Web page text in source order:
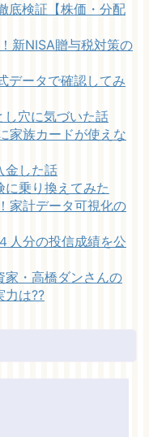
底検証【株価・分配
新NISA贈与税対策の
データで確認してみ
し穴に気づいた話
家族カードが使えな
金した話
に乗り換えてみた
家計データ可視化の
人分の投信成績を公
家・高橋ダンさんの
力は??